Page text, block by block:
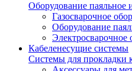
Оборудование паяльное
Газосварочное
Оборудование
Электросварочное
Кабеленесущие системы
Системы для прокладки